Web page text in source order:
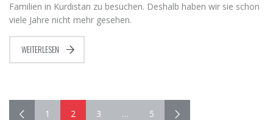
Familien in Kurdistan zu besuchen. Deshalb haben wir sie schon
viele Jahre nicht mehr gesehen.
WEITERLESEN
1 2 3 … 5